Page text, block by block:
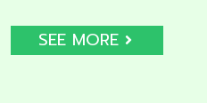
SEE MORE